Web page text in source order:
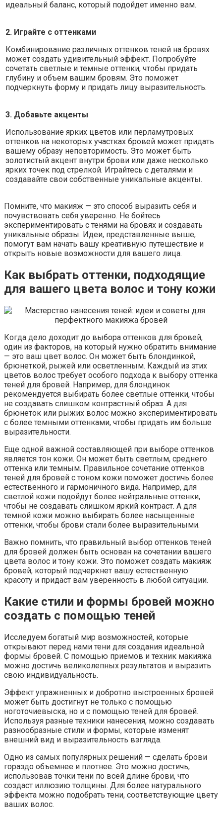
идеальный баланс, который подойдет именно вам.
2. Играйте с оттенками
Комбинирование различных оттенков теней на бровях
может создать удивительный эффект. Попробуйте
сочетать светлые и темные оттенки, чтобы придать
глубину и объем вашим бровям. Это поможет
подчеркнуть форму и придать лицу выразительность.
3. Добавьте акценты
Использование ярких цветов или перламутровых
оттенков на некоторых участках бровей может придать
вашему образу неповторимость. Это может быть
золотистый акцент внутри брови или даже несколько
ярких точек под стрелкой. Играйтесь с деталями и
создавайте свои собственные уникальные акценты.
Помните, что макияж — это способ выразить себя и
почувствовать себя уверенно. Не бойтесь
экспериментировать с тенями на бровях и создавать
уникальные образы. Идеи, представленные выше,
помогут вам начать вашу креативную путешествие и
открыть новые возможности для вашего лица.
Как выбрать оттенки, подходящие
для вашего цвета волос и тону кожи
Когда дело доходит до выбора оттенков для бровей,
один из факторов, на который нужно обратить внимание
— это ваш цвет волос. Он может быть блондинкой,
брюнеткой, рыжей или осветленным. Каждый из этих
цветов волос требует особого подхода к выбору оттенка
теней для бровей. Например, для блондинок
рекомендуется выбирать более светлые оттенки, чтобы
не создавать слишком контрастный образ. А для
брюнеток или рыжих волос можно экспериментировать
с более темными оттенками, чтобы придать им больше
выразительности.
Еще одной важной составляющей при выборе оттенков
является тон кожи. Он может быть светлым, среднего
оттенка или темным. Правильное сочетание оттенков
теней для бровей с тоном кожи поможет достичь более
естественного и гармоничного вида. Например, для
светлой кожи подойдут более нейтральные оттенки,
чтобы не создавать слишком яркий контраст. А для
темной кожи можно выбирать более насыщенные
оттенки, чтобы брови стали более выразительными.
Важно помнить, что правильный выбор оттенков теней
для бровей должен быть основан на сочетании вашего
цвета волос и тону кожи. Это поможет создать макияж
бровей, который подчеркнет вашу естественную
красоту и придаст вам уверенность в любой ситуации.
Какие стили и формы бровей можно
создать с помощью теней
Исследуем богатый мир возможностей, которые
открывают перед нами тени для создания идеальной
формы бровей. С помощью приемов и техник макияжа
можно достичь великолепных результатов и выразить
свою индивидуальность.
Эффект упражненных и добротно выстроенных бровей
может быть достигнут не только с помощью
ноготочиевыска, но и с помощью теней для бровей.
Используя разные техники нанесения, можно создавать
разнообразные стили и формы, которые изменят
внешний вид и выразительность взгляда.
Одно из самых популярных решений — сделать брови
гораздо объемнее и плотнее. Это можно достичь,
использовав точки тени по всей длине брови, что
создаст иллюзию толщины. Для более натурального
эффекта можно подобрать тени, соответствующие цвету
ваших волос.